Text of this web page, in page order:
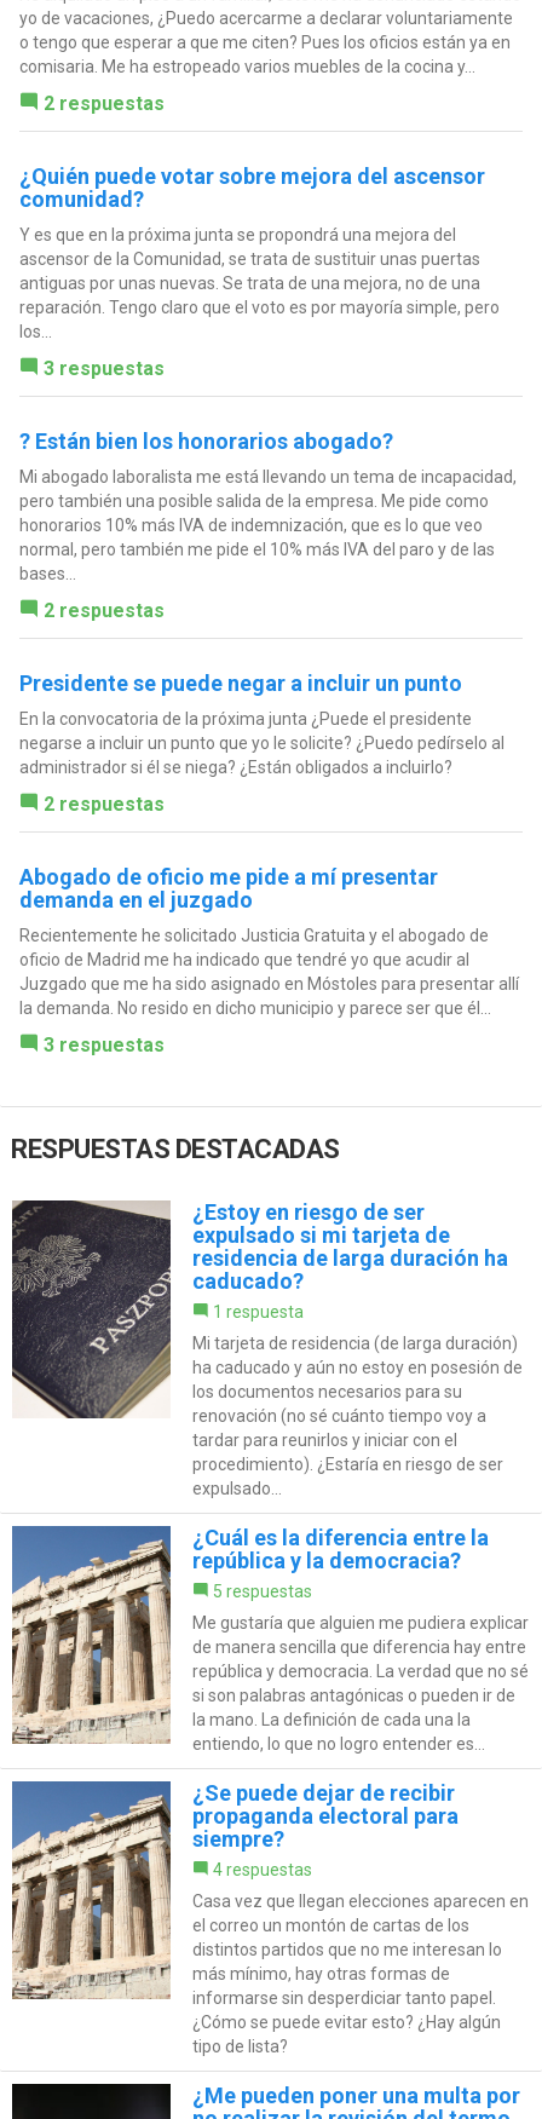
yo de vacaciones, ¿Puedo acercarme a declarar voluntariamente
o tengo que esperar a que me citen? Pues los oficios están ya en
comisaria. Me ha estropeado varios muebles de la cocina y...
2 respuestas
¿Quién puede votar sobre mejora del ascensor
comunidad?
Y es que en la próxima junta se propondrá una mejora del
ascensor de la Comunidad, se trata de sustituir unas puertas
antiguas por unas nuevas. Se trata de una mejora, no de una
reparación. Tengo claro que el voto es por mayoría simple, pero
los...
3 respuestas
? Están bien los honorarios abogado?
Mi abogado laboralista me está llevando un tema de incapacidad,
pero también una posible salida de la empresa. Me pide como
honorarios 10% más IVA de indemnización, que es lo que veo
normal, pero también me pide el 10% más IVA del paro y de las
bases...
2 respuestas
Presidente se puede negar a incluir un punto
En la convocatoria de la próxima junta ¿Puede el presidente
negarse a incluir un punto que yo le solicite? ¿Puedo pedírselo al
administrador si él se niega? ¿Están obligados a incluirlo?
2 respuestas
Abogado de oficio me pide a mí presentar
demanda en el juzgado
Recientemente he solicitado Justicia Gratuita y el abogado de
oficio de Madrid me ha indicado que tendré yo que acudir al
Juzgado que me ha sido asignado en Móstoles para presentar allí
la demanda. No resido en dicho municipio y parece ser que él...
3 respuestas
RESPUESTAS DESTACADAS
¿Estoy en riesgo de ser
expulsado si mi tarjeta de
residencia de larga duración ha
caducado?
1 respuesta
Mi tarjeta de residencia (de larga duración)
ha caducado y aún no estoy en posesión de
los documentos necesarios para su
renovación (no sé cuánto tiempo voy a
tardar para reunirlos y iniciar con el
procedimiento). ¿Estaría en riesgo de ser
expulsado...
¿Cuál es la diferencia entre la
república y la democracia?
5 respuestas
Me gustaría que alguien me pudiera explicar
de manera sencilla que diferencia hay entre
república y democracia. La verdad que no sé
si son palabras antagónicas o pueden ir de
la mano. La definición de cada una la
entiendo, lo que no logro entender es...
¿Se puede dejar de recibir
propaganda electoral para
siempre?
4 respuestas
Casa vez que llegan elecciones aparecen en
el correo un montón de cartas de los
distintos partidos que no me interesan lo
más mínimo, hay otras formas de
informarse sin desperdiciar tanto papel.
¿Cómo se puede evitar esto? ¿Hay algún
tipo de lista?
¿Me pueden poner una multa por